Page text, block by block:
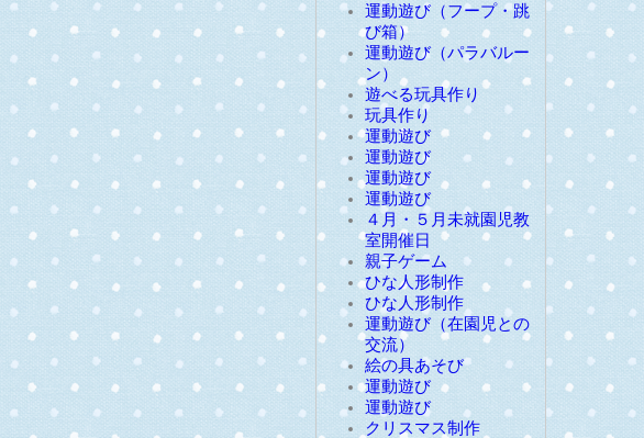
運動遊び（フープ・跳
び箱）
運動遊び（パラバルー
ン）
遊べる玩具作り
玩具作り
運動遊び
運動遊び
運動遊び
運動遊び
４月・５月未就園児教
室開催日
親子ゲーム
ひな人形制作
ひな人形制作
運動遊び（在園児との
交流）
絵の具あそび
運動遊び
運動遊び
クリスマス制作